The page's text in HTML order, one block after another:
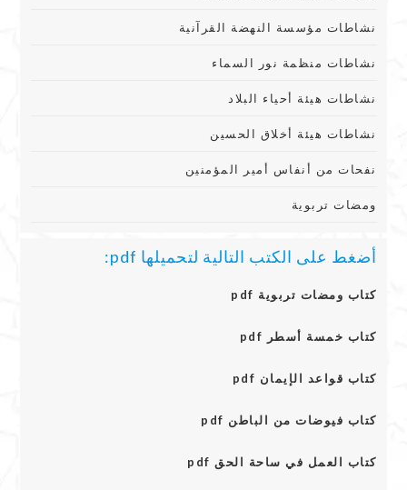
نشاطات مؤسسة النهضة القرآنية
نشاطات منظمة نور السماء
نشاطات هيئة أحياء البلاد
نشاطات هيئة أخلاق الحسين
نفحات من أنفاس أمير المؤمنين
ومضات تربوية
أضغط على الكتب التالية لتحميلها pdf:
كتاب ومضات تربوية pdf
كتاب خمسة أسطر pdf
كتاب قواعد الإيمان pdf
كتاب فيوضات من الباطن pdf
كتاب العمل في ساحة الحق pdf